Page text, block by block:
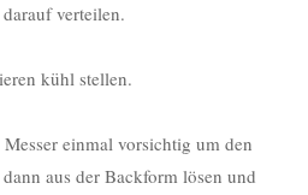
verteilen.
kühl stellen.
einmal vorsichtig um den
aus der Backform lösen und